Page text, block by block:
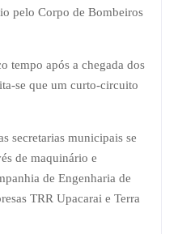
pelo Corpo de Bombeiros
tempo após a chegada dos
se que um curto-circuito
secretarias municipais se
de maquinário e
de Engenharia de
TRR Upacarai e Terra